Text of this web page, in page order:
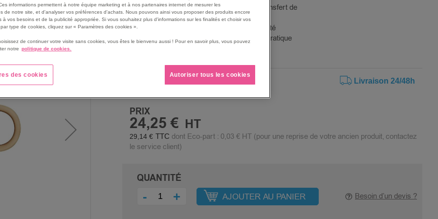
Vitesse d'écriture de 100 Mo/s pour un transfert de
données efficace
Corps en métal pour une meilleure durabilité
Boucle de porte-clés pour une portabilité pratique
Livraison 24/48h
PRIX
24,25 €
29,14 € dont Eco-part : 0,03 €HT (pour une reprise de votre ancien produit, contactez
le service client)
QUANTITÉ
- + AJOUTER AU PANIER Besoin d’un devis ?
informations permettent à notre équipe marketing et à nos partenaires internet de mesurer les
de notre site, et d'analyser vos préférences d'achats. Nous pouvons ainsi vous proposer des produits encore
à vos besoins et de la publicité appropriée. Si vous souhaitez plus d'informations sur les finalités et choisir vos
type de cookies, cliquez sur « Paramètres des cookies ».
de continuer votre visite sans cookies, vous êtes le bienvenu aussi ! Pour en savoir plus, vous pouvez
notre politique de cookies.
des cookies Autoriser tous les cookies